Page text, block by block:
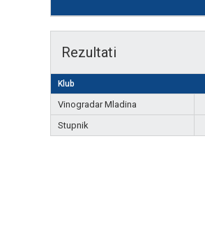
Rezultati
Klub
Vinogradar Mladina
Stupnik